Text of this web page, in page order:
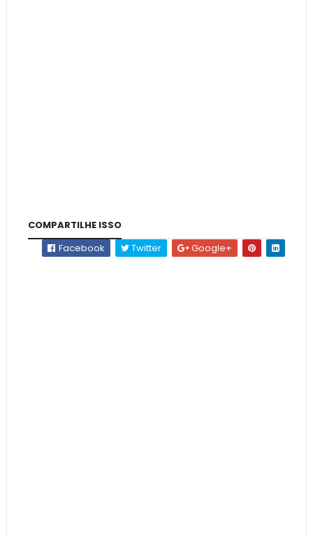
COMPARTILHE ISSO
Facebook
Twitter Google+